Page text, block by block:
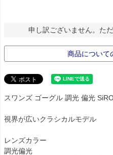
申し訳ございません。た
商品について
スワンズ ゴーグル 調光 偏光
視界が広いクラシカルモデル
レンズカラー
調光偏光